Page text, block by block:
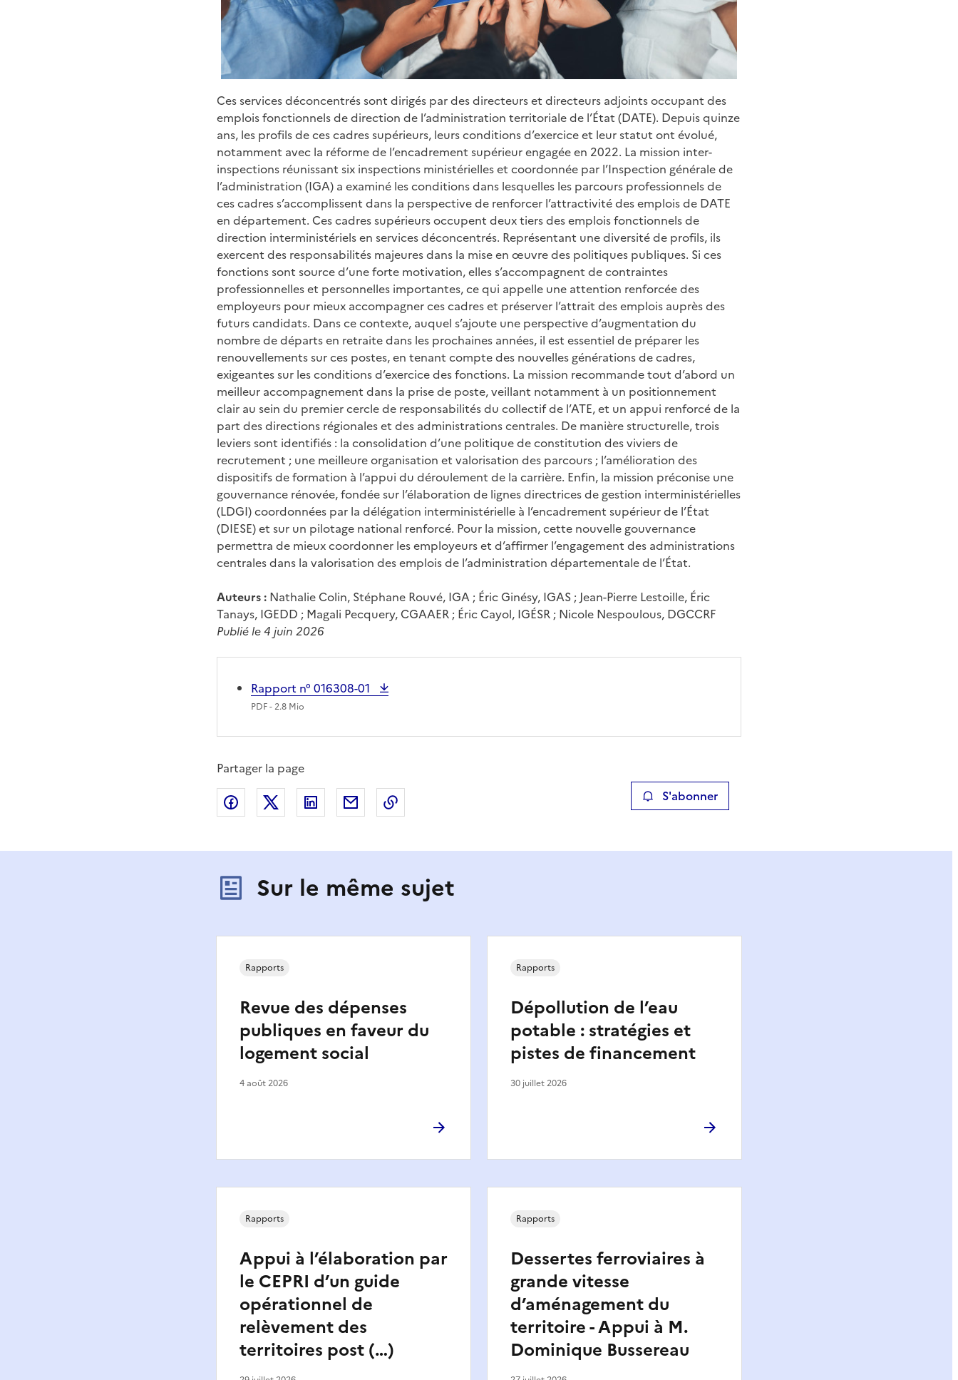
Ces services déconcentrés sont dirigés par des directeurs et directeurs adjoints occupant des
emplois fonctionnels de direction de l’administration territoriale de l’État (DATE). Depuis quinze
ans, les profils de ces cadres supérieurs, leurs conditions d’exercice et leur statut ont évolué,
notamment avec la réforme de l’encadrement supérieur engagée en 2022. La mission inter-
inspections réunissant six inspections ministérielles et coordonnée par l’Inspection générale de
l’administration (IGA) a examiné les conditions dans lesquelles les parcours professionnels de
ces cadres s’accomplissent dans la perspective de renforcer l’attractivité des emplois de DATE
en département. Ces cadres supérieurs occupent deux tiers des emplois fonctionnels de
direction interministériels en services déconcentrés. Représentant une diversité de profils, ils
exercent des responsabilités majeures dans la mise en œuvre des politiques publiques. Si ces
fonctions sont source d’une forte motivation, elles s’accompagnent de contraintes
professionnelles et personnelles importantes, ce qui appelle une attention renforcée des
employeurs pour mieux accompagner ces cadres et préserver l’attrait des emplois auprès des
futurs candidats. Dans ce contexte, auquel s’ajoute une perspective d’augmentation du
nombre de départs en retraite dans les prochaines années, il est essentiel de préparer les
renouvellements sur ces postes, en tenant compte des nouvelles générations de cadres,
exigeantes sur les conditions d’exercice des fonctions. La mission recommande tout d’abord un
meilleur accompagnement dans la prise de poste, veillant notamment à un positionnement
clair au sein du premier cercle de responsabilités du collectif de l’ATE, et un appui renforcé de la
part des directions régionales et des administrations centrales. De manière structurelle, trois
leviers sont identifiés : la consolidation d’une politique de constitution des viviers de
recrutement ; une meilleure organisation et valorisation des parcours ; l’amélioration des
dispositifs de formation à l’appui du déroulement de la carrière. Enfin, la mission préconise une
gouvernance rénovée, fondée sur l’élaboration de lignes directrices de gestion interministérielles
(LDGI) coordonnées par la délégation interministérielle à l’encadrement supérieur de l’État
(DIESE) et sur un pilotage national renforcé. Pour la mission, cette nouvelle gouvernance
permettra de mieux coordonner les employeurs et d’affirmer l’engagement des administrations
centrales dans la valorisation des emplois de l’administration départementale de l’État.
Auteurs : Nathalie Colin, Stéphane Rouvé, IGA ; Éric Ginésy, IGAS ; Jean-Pierre Lestoille, Éric
Tanays, IGEDD ; Magali Pecquery, CGAAER ; Éric Cayol, IGÉSR ; Nicole Nespoulous, DGCCRF
Publié le 4 juin 2026
Rapport n° 016308-01
PDF- 2.8 Mio
Partager la page
Partager sur Facebook
Partager sur XPartager sur LinkedIn
Partager par emailCopier le lien de la page dans le presse-papier S'abonner
Sur le même sujet
Revue des dépenses
publiques en faveur du
logement social
Rapports
4 août 2026
Dépollution de l’eau
potable : stratégies et
pistes de financement
Rapports
30 juillet 2026
Appui à l’élaboration par
le CEPRI d’un guide
opérationnel de
relèvement des
territoires post (…)
Rapports
Dessertes ferroviaires à
grande vitesse
d’aménagement du
territoire - Appui à M.
Dominique Bussereau
Rapports